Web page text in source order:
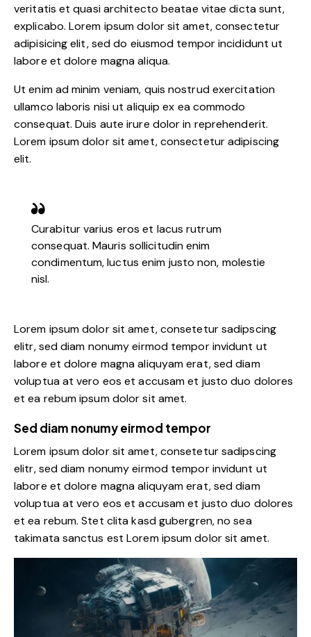
veritatis et quasi architecto beatae vitae dicta sunt,
explicabo. Lorem ipsum dolor sit amet, consectetur
adipisicing elit, sed do eiusmod tempor incididunt ut
labore et dolore magna aliqua.
Ut enim ad minim veniam, quis nostrud exercitation
ullamco laboris nisi ut aliquip ex ea commodo
consequat. Duis aute irure dolor in reprehenderit.
Lorem ipsum dolor sit amet, consectetur adipiscing
elit.
Curabitur varius eros et lacus rutrum
consequat. Mauris sollicitudin enim
condimentum, luctus enim justo non, molestie
nisl.
Lorem ipsum dolor sit amet, consetetur sadipscing
elitr, sed diam nonumy eirmod tempor invidunt ut
labore et dolore magna aliquyam erat, sed diam
voluptua at vero eos et accusam et justo duo dolores
et ea rebum ipsum dolor sit amet.
Sed diam nonumy eirmod tempor
Lorem ipsum dolor sit amet, consetetur sadipscing
elitr, sed diam nonumy eirmod tempor invidunt ut
labore et dolore magna aliquyam erat, sed diam
voluptua at vero eos et accusam et justo duo dolores
et ea rebum. Stet clita kasd gubergren, no sea
takimata sanctus est Lorem ipsum dolor sit amet.